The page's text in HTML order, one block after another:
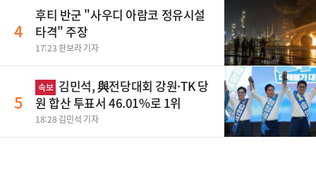
4
후티 반군 "사우디 아람코 정유시설
타격" 주장
17:23 한보라 기자
5
속보 김민석, 與전당대회 강원·TK 당
원 합산 투표서 46.01%로 1위
18:28 김민석 기자